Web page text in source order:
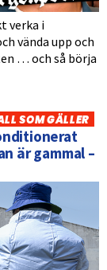
verka i
vända upp och
… och så börja
SOM GÄLLER
är gammal –